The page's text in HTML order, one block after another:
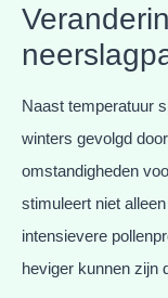
Naast temperatuur
winters gevolgd
omstandigheden
stimuleert niet
intensievere
heviger kunnen zijn